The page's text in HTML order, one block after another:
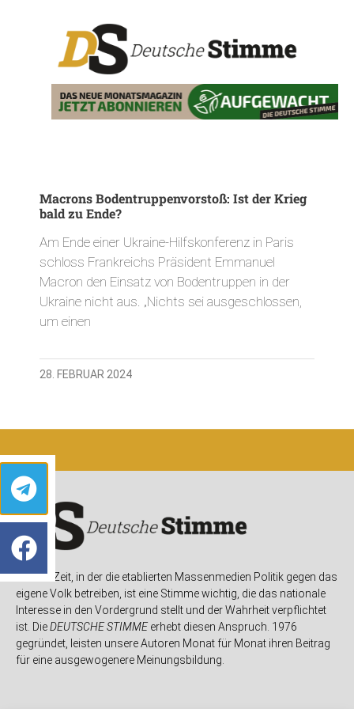
Macrons Bodentruppenvorstoß: Ist der Krieg
bald zu Ende?
Am Ende einer Ukraine-Hilfskonferenz in Paris
schloss Frankreichs Präsident Emmanuel
Macron den Einsatz von Bodentruppen in der
Ukraine nicht aus. „Nichts sei ausgeschlossen,
um einen
28. FEBRUAR 2024
In einer Zeit, in der die etablierten Massenmedien Politik gegen das
eigene Volk betreiben, ist eine Stimme wichtig, die das nationale
Interesse in den Vordergrund stellt und der Wahrheit verpflichtet
ist. DieDEUTSCHE STIMMEerhebt diesen Anspruch. 1976
gegründet, leisten unsere Autoren Monat für Monat ihren Beitrag
für eine ausgewogenere Meinungsbildung.